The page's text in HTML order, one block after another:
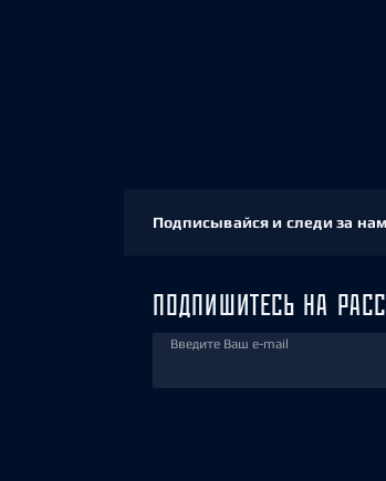
Подписывайся и следи за
ПОДПИШИТЕСЬ НА
Введите Ваш e-mail